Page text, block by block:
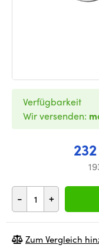
- +
Verfügbarkeit
Wir versenden:
Zum Vergleich